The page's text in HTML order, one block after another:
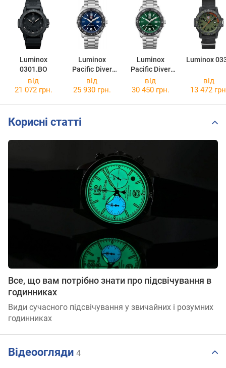
Luminox
0301.BO
Luminox
Pacific Diver
3123
Luminox
Pacific Diver
3137
Luminox
від
21 072 грн.
від
25 930 грн.
від
30 450 грн.
від
13 472
Корисні статті
Все, що вам потрібно знати про підсвічування в
годинниках
Види сучасного підсвічування у звичайних і розумних
годинниках
Відеоогляди 4